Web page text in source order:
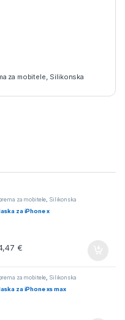
za mobitele Silikonska
za mobitele Silikonska
za iPhone x
€
za mobitele Silikonska
za iPhone xs max